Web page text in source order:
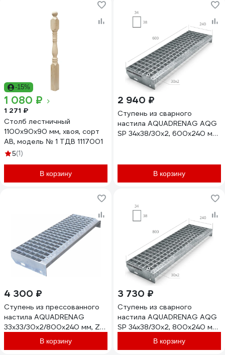
-15%
1 080 ₽
1 271 ₽
Столб лестничный
1100х90x90 мм, хвоя, сорт
АВ, модель № 1 ТДВ 1117001
5(1)
В корзину
2 940 ₽
Ступень из сварного
настила AQUADRENAG AQG
SР 34х38/30х2, 600х240 мм
В корзину
4 300 ₽
Ступень из прессованного
настила AQUADRENAG
33x33/30x2/800x240 мм, Zn
P802430332В корзину
3 730 ₽
Ступень из сварного
настила AQUADRENAG AQG
SР 34х38/30х2, 800х240 мм
Zn, SP802430332
В корзину